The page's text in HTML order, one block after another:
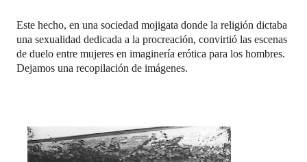
Este hecho, en una sociedad mojigata donde la religión dictaba
una sexualidad dedicada a la procreación, convirtió las escenas
de duelo entre mujeres en imaginería erótica para los hombres.
Dejamos una recopilación de imágenes.